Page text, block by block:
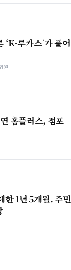
‘K-루카스’가 풀
원
홈플러스, 점포
한 1년 5개월, 주